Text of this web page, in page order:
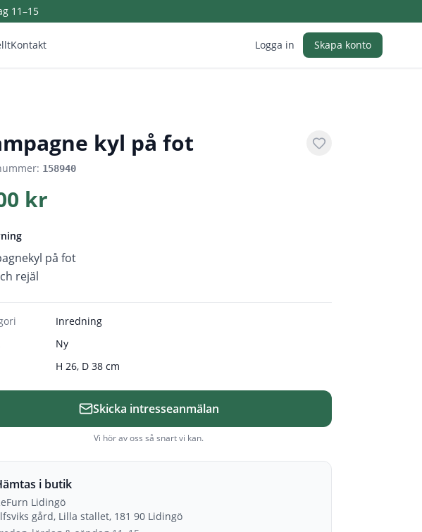
11–15
Kontakt Logga in Skapa konto
kyl på fot
158940
kr
på fot
rejäl
Inredning
Ny
H 26, D 38 cm
Skicka intresseanmälan
Vi hör av oss så snart vi kan.
i butik
Lidingö
gård, Lilla stallet, 181 90 Lidingö